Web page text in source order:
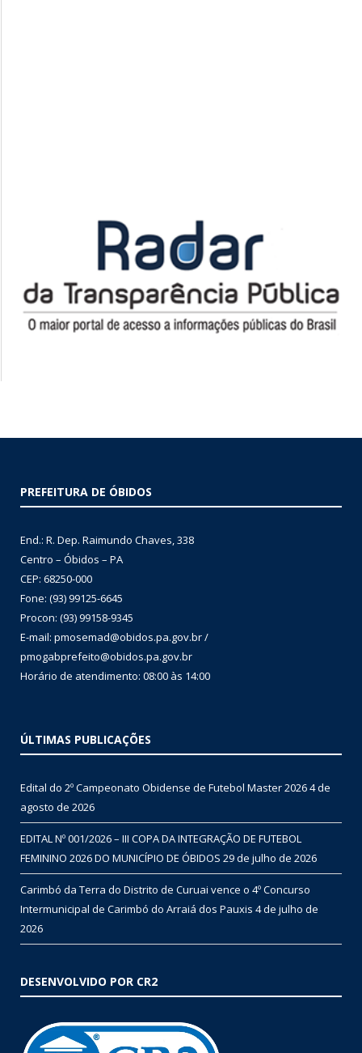
PREFEITURA DE ÓBIDOS
End.: R. Dep. Raimundo Chaves, 338
Centro – Óbidos – PA
CEP: 68250-000
Fone: (93) 99125-6645
Procon: (93) 99158-9345
E-mail: pmosemad@obidos.pa.gov.br /
pmogabprefeito@obidos.pa.gov.br
Horário de atendimento: 08:00 às 14:00
ÚLTIMAS PUBLICAÇÕES
Edital do 2º Campeonato Obidense de Futebol Master 20264 de
agosto de 2026
EDITAL Nº 001/2026 – III COPA DA INTEGRAÇÃO DE FUTEBOL
FEMININO 2026 DO MUNICÍPIO DE ÓBIDOS 29 de julho de 2026
Carimbó da Terra do Distrito de Curuai vence o 4º Concurso
Intermunicipal de Carimbó do Arraiá dos Pauxis 4 de julho de
2026
DESENVOLVIDO POR CR2